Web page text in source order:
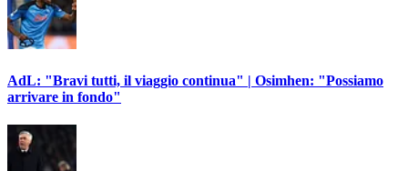
AdL: "Bravi tutti, il viaggio continua" | Osimhen: "Possiamo
arrivare in fondo"